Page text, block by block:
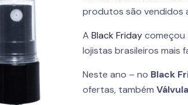
produtos são vendidos
ABlack Fridaycomeçou
lojistas brasileiros mais
Neste ano – no Black
ofertas, também